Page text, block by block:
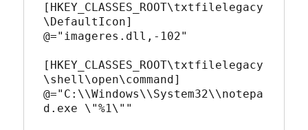
[HKEY_CLASSES_ROOT\txtfilelegacy
\DefaultIcon]
@="imageres.dll,-102"
[HKEY_CLASSES_ROOT\txtfilelegacy
\shell\open\command]
@="C:\\Windows\\System32\\notepa
d.exe \"%1\""